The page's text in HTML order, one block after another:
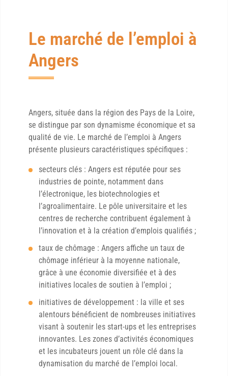
Le marché de l’emploi à
Angers
Angers, située dans la région des Pays de la Loire,
se distingue par son dynamisme économique et sa
qualité de vie. Le marché de l’emploi à Angers
présente plusieurs caractéristiques spécifiques :
secteurs clés : Angers est réputée pour ses
industries de pointe, notamment dans
l’électronique, les biotechnologies et
l’agroalimentaire. Le pôle universitaire et les
centres de recherche contribuent également à
l’innovation et à la création d’emplois qualifiés ;
taux de chômage : Angers affiche un taux de
chômage inférieur à la moyenne nationale,
grâce à une économie diversifiée et à des
initiatives locales de soutien à l’emploi ;
initiatives de développement : la ville et ses
alentours bénéficient de nombreuses initiatives
visant à soutenir les start-ups et les entreprises
innovantes. Les zones d’activités économiques
et les incubateurs jouent un rôle clé dans la
dynamisation du marché de l’emploi local.